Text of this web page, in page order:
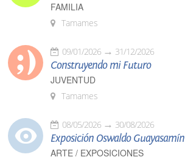
FAMILIA
Tamames
09/01/2026 31/12/2026
Construyendo mi Futuro
JUVENTUD
Tamames
08/05/2026 30/08/2026
Exposición Oswaldo Guayasamín
ARTE / EXPOSICIONES